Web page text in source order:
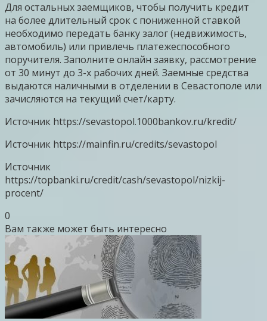
Для остальных заемщиков, чтобы получить кредит
на более длительный срок с пониженной ставкой
необходимо передать банку залог (недвижимость,
автомобиль) или привлечь платежеспособного
поручителя. Заполните онлайн заявку, рассмотрение
от 30 минут до 3-х рабочих дней. Заемные средства
выдаются наличными в отделении в Севастополе или
зачисляются на текущий счет/карту.
Источник https://sevastopol.1000bankov.ru/kredit/
Источник https://mainfin.ru/credits/sevastopol
Источник
https://topbanki.ru/credit/cash/sevastopol/nizkij-
procent/
0
Вам также может быть интересно